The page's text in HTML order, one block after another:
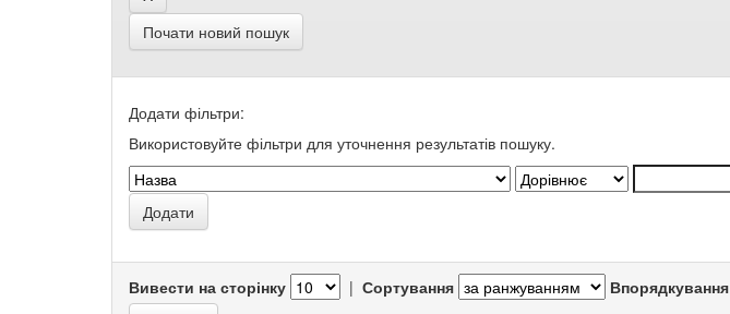
Почати новий пошук
Додати фільтри:
Використовуйте фільтри для уточнення результатів пошуку.
Вивести на сторінку | Сортування Впорядкування